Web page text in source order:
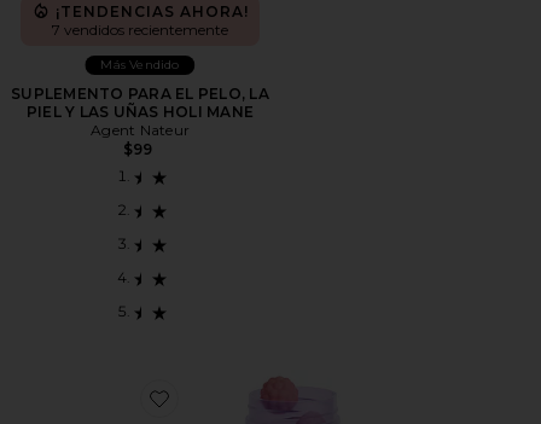
¡TENDENCIAS AHORA!
7 vendidos recientemente
Más Vendido
SUPLEMENTO PARA EL PELO, LA
PIEL Y LAS UÑAS HOLI MANE
Agent Nateur
$99
Favorite SUPLEMENTOS CREATINE BODY TONING